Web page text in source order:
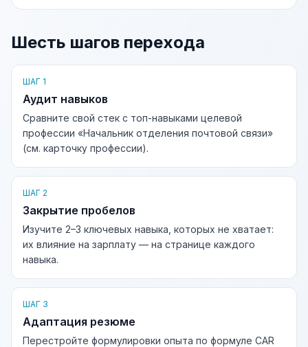
Шесть шагов перехода
ШАГ 1
Аудит навыков
Сравните свой стек с топ-навыками целевой
профессии «Начальник отделения почтовой связи»
(см. карточку профессии).
ШАГ 2
Закрытие пробелов
Изучите 2–3 ключевых навыка, которых не хватает:
их влияние на зарплату — на странице каждого
навыка.
ШАГ 3
Адаптация резюме
Перестройте формулировки опыта по формуле CAR